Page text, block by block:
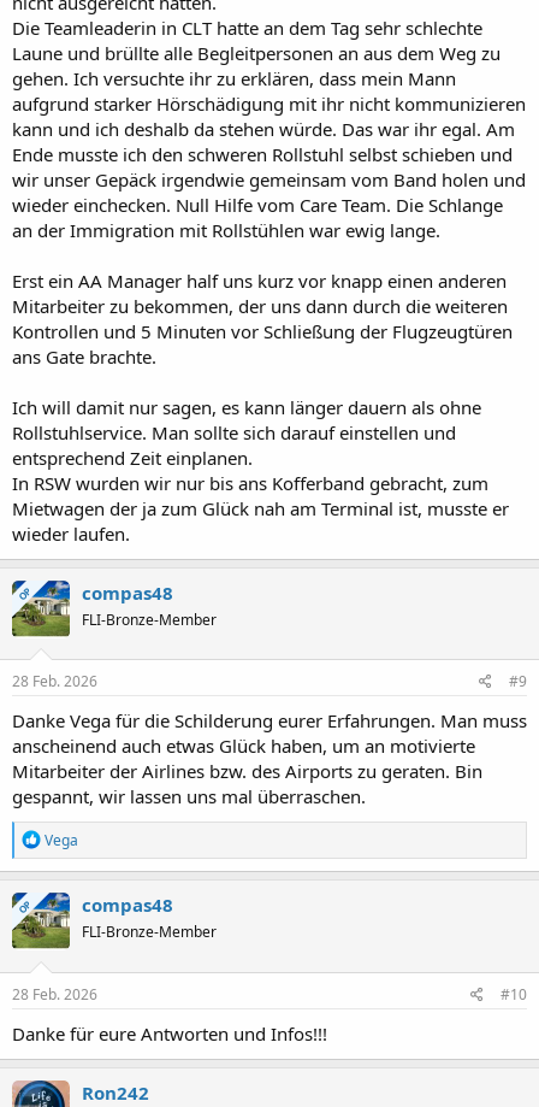
Die Teamleaderin in CLT hatte an dem Tag sehr schlechte
Laune und brüllte alle Begleitpersonen an aus dem Weg zu
gehen. Ich versuchte ihr zu erklären, dass mein Mann
aufgrund starker Hörschädigung mit ihr nicht kommunizieren
kann und ich deshalb da stehen würde. Das war ihr egal. Am
Ende musste ich den schweren Rollstuhl selbst schieben und
wir unser Gepäck irgendwie gemeinsam vom Band holen und
wieder einchecken. Null Hilfe vom Care Team. Die Schlange
an der Immigration mit Rollstühlen war ewig lange.
Erst ein AA Manager half uns kurz vor knapp einen anderen
Mitarbeiter zu bekommen, der uns dann durch die weiteren
Kontrollen und 5 Minuten vor Schließung der Flugzeugtüren
ans Gate brachte.
Ich will damit nur sagen, es kann länger dauern als ohne
Rollstuhlservice. Man sollte sich darauf einstellen und
entsprechend Zeit einplanen.
In RSW wurden wir nur bis ans Kofferband gebracht, zum
Mietwagen der ja zum Glück nah am Terminal ist, musste er
wieder laufen.
OP compas48
FLI-Bronze-Member
28 Feb. 2026 #9
Danke Vega für die Schilderung eurer Erfahrungen. Man muss
anscheinend auch etwas Glück haben, um an motivierte
Mitarbeiter der Airlines bzw. des Airports zu geraten. Bin
gespannt, wir lassen uns mal überraschen.
R
e
a
k
t
i
o
n
e
:
Vega
OP compas48
FLI-Bronze-Member
28 Feb. 2026 #10
Danke für eure Antworten und Infos!!!
Ron242